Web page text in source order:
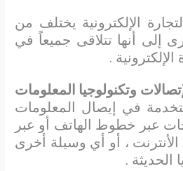
الإلكترونية يختلف من
إلى أنها تتلاقى جميعاً في
.
وتكنولوجيا المعلومات
في إيصال المعلومات
عبر خطوط الهاتف أو عبر
الأنترنت ، أو أي وسيلة أخرى
الحديثة .